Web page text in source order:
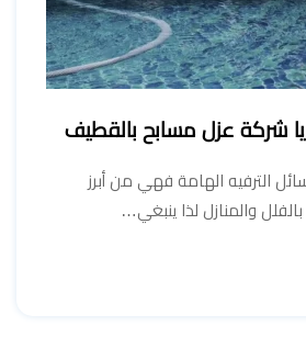
شركة عزل مسابح بالقطيف
الترفيه الهامة فهي من أبرز
بالفلل والمنازل لذا ينبغي…